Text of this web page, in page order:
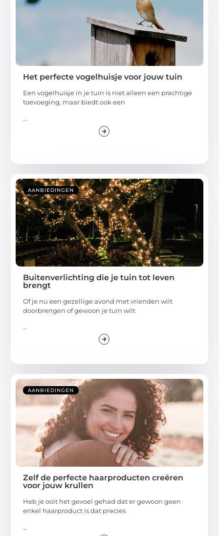
Het perfecte vogelhuisje voor jouw tuin
Een vogelhuisje in je tuin is niet alleen een prachtige
toevoeging, maar biedt ook een
...
AANBIEDINGEN
Buitenverlichting die je tuin tot leven
brengt
Of je nu een gezellige avond met vrienden wilt
doorbrengen of gewoon je tuin wilt
...
AANBIEDINGEN
Zelf de perfecte haarproducten creëren
voor jouw krullen
Heb je ooit het gevoel gehad dat er gewoon geen
enkel haarproduct is dat precies
...